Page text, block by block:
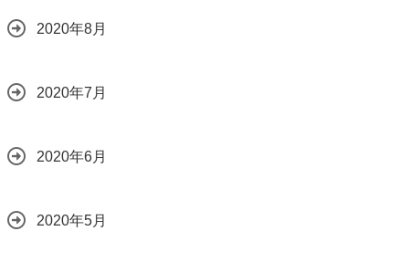
2020年8月
2020年7月
2020年6月
2020年5月